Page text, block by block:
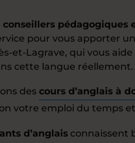
pédagogiques
pour vous apporter
et-Lagrave, qui vous
cette langue réellement.
des cours d’anglais à
votre emploi du temps
d’anglais connaissent